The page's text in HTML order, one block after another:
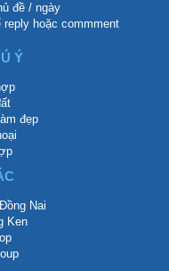
đề / ngày
reply hoặc commment
Ý
đẹp
Nai
Ken